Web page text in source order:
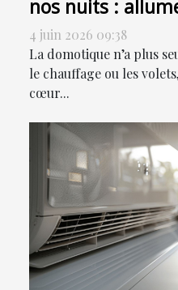
nos nuits :
ou sensoriser ?
4 juin 2026 09:38
La domotique n’a plus
le chauffage ou les
cœur...